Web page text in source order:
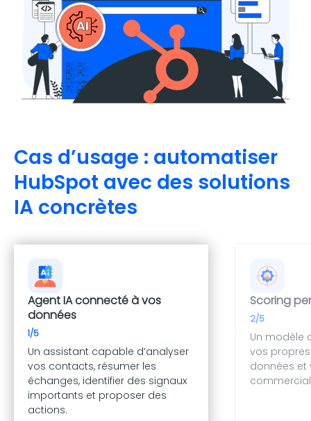
Cas d’usage : automatiser
HubSpot avec des solutions
IA concrètes
Agent IA connecté à vos
données
1/5
Un assistant capable d’analyser
vos contacts, résumer les
échanges, identifier des signaux
importants et proposer des
actions.
Scoring
2/5
Un modèle
vos
données et